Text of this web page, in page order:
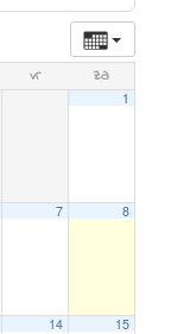
vr za
1
7 8
14 15